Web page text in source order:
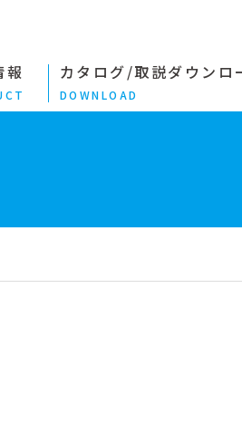
報 カタログ/取説ダウンロ
DOWNLOAD